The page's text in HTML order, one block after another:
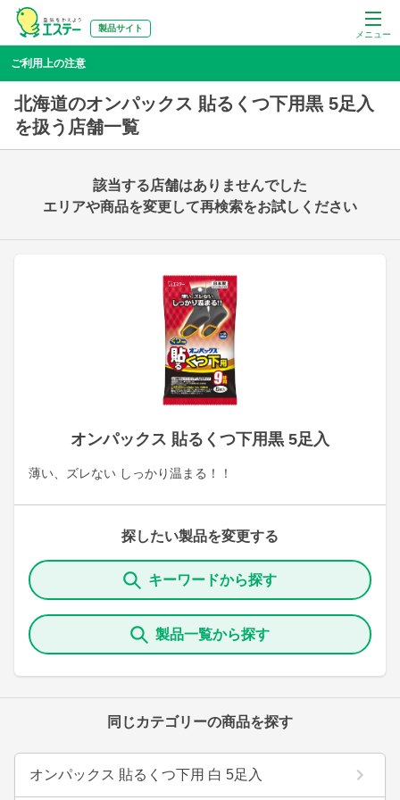
メニュー
製品サイト
ご利用上の注意
北海道のオンパックス 貼るくつ下用黒 5足入
を扱う店舗一覧
オンパックス 貼るくつ下用黒 5足入
薄い、ズレない しっかり温まる！！
探したい製品を変更する
キーワードから探す
製品一覧から探す
同じカテゴリーの商品を探す
オンパックス 貼るくつ下用 白 5足入
該当する店舗はありませんでした
エリアや商品を変更して再検索をお試しください